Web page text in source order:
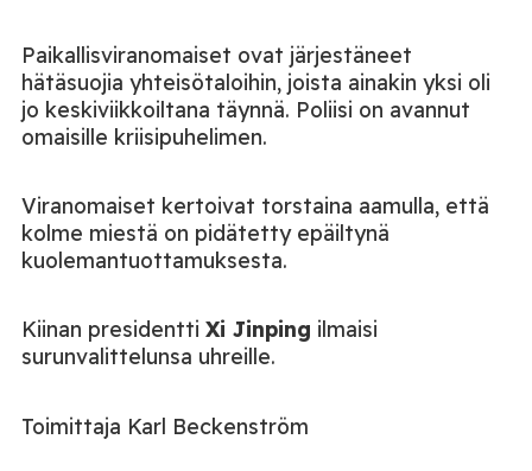
Paikallisviranomaiset ovat järjestäneet
hätäsuojia yhteisötaloihin, joista ainakin yksi oli
jo keskiviikkoiltana täynnä. Poliisi on avannut
omaisille kriisipuhelimen.
Viranomaiset kertoivat torstaina aamulla, että
kolme miestä on pidätetty epäiltynä
kuolemantuottamuksesta.
Kiinan presidentti Xi Jinping ilmaisi
surunvalittelunsa uhreille.
Toimittaja Karl Beckenström